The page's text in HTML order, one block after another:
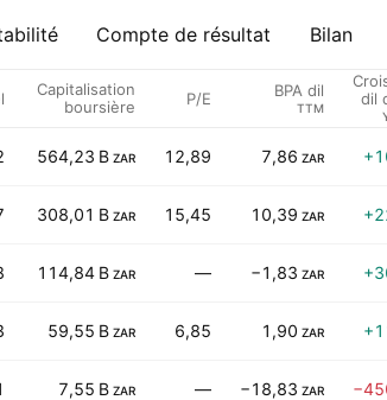
Compte de résultat Bilan
Capitalisation
boursière
P/E BPA dil
TTM
dil
564,23 B ZAR 12,89 7,86 ZAR
308,01 B ZAR 15,45 10,39 ZAR
114,84 B ZAR — −1,83 ZAR
59,55 B ZAR 6,85 1,90 ZAR
7,55 B ZAR — −18,83 ZAR